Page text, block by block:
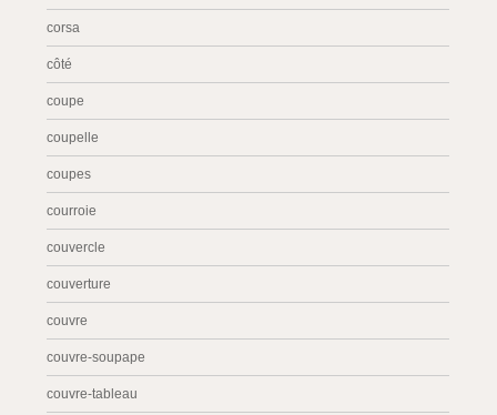
corsa
côté
coupe
coupelle
coupes
courroie
couvercle
couverture
couvre
couvre-soupape
couvre-tableau